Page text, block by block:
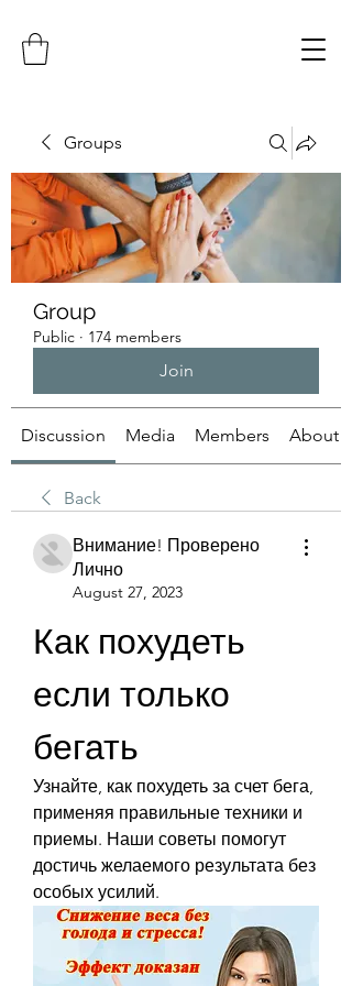
Groups
Group
Public · 174 members
Join
Discussion Media Members About
Back
Внимание! Проверено
Лично
August 27, 2023
Как похудеть
если только
бегать
Узнайте, как похудеть за счет бега,
применяя правильные техники и
приемы. Наши советы помогут
достичь желаемого результата без
особых усилий.